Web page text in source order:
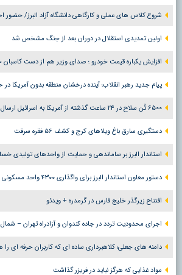
شروع کلاس های عملی و کارگاهی دانشگاه آزاد البرز/ حضور
اولین تمدیدی استقلال در دوران بعد از جنگ مشخص شد
افزایش یکباره قیمت خودرو ؛ صدای وزیر هم از دست کاسبان
پیام جدید رهبر انقلاب؛ آینده درخشان منطقه بدون آمریکا
۶۵۰۰ تُن سلاح در ۲۴ ساعت گذشته از آمریکا به اسرائیل ارسال شد
دستگیری سارق باغ ویلاهای کرج و کشف ۵۶ فقره سرقت
استاندار البرز بر ساماندهی و حمایت از واحدهای تولیدی
دستور معاون استاندار البرز برای واگذاری ۴۳۰۰ واحد مسکونی در اشتهارد
افتتاح زیرگذر خلیج فارس در گرمدره + ویدئو
اجرای محدودیت تردد در جاده کندوان و آزادراه تهران – شمال ؛ ١١
دامنه های جعلی؛ کلاهبرداری ساده ای که کاربران حرفه ای
مواد غذایی که هرگز نباید در فریزر گذاشت